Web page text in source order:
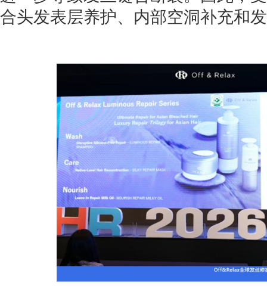
合头发表层养护、内部空洞补充和